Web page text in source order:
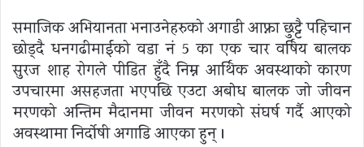
समाजिक अभियानता भनाउनेहरुको अगाडी आफ्ना छुट्टै पहिचान
छोड्दै धनगढीमाईको वडा नं 5 का एक चार वर्षिय बालक
सुरज शाह रोगले पीडित हुँदै निम्न आर्थिक अवस्थाको कारण
उपचारमा असहजता भएपछि एउटा अबाेध बालक जो जीवन
मरणको अन्तिम मैदानमा जीवन मरणको संघर्ष गर्दै आएको
अवस्थामा निर्दोषी अगाडि आएका हुन् ।